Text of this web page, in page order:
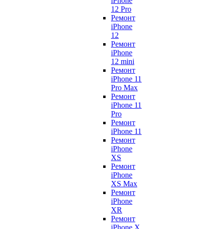
12 Pro
Ремонт
iPhone
12
Ремонт
iPhone
12 mini
Ремонт
iPhone 11
Pro Max
Ремонт
iPhone 11
Pro
Ремонт
iPhone 11
Ремонт
iPhone
XS
Ремонт
iPhone
XS Max
Ремонт
iPhone
XR
Ремонт
iPhone X